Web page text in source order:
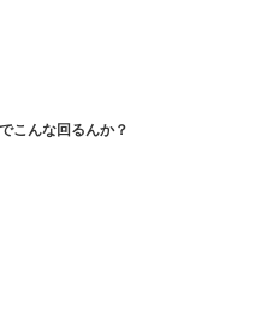
こんな回るんか？